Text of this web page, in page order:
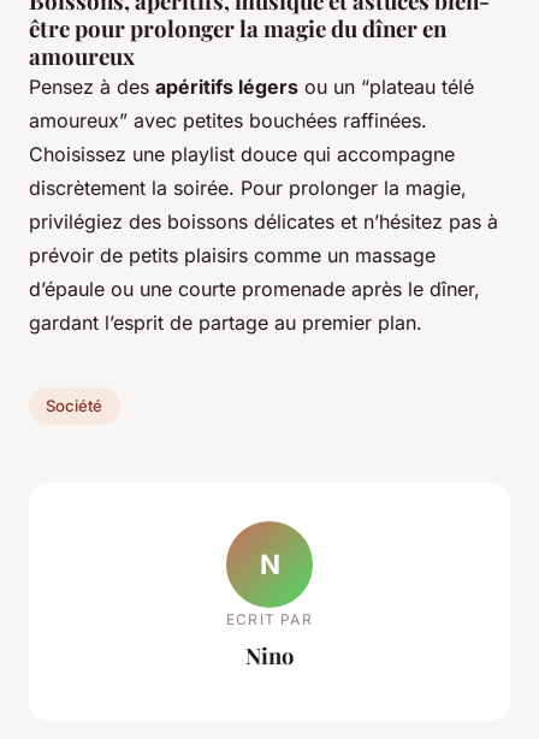
être pour prolonger la magie du dîner en
amoureux
Pensez à des apéritifs légers ou un “plateau télé
amoureux” avec petites bouchées raffinées.
Choisissez une playlist douce qui accompagne
discrètement la soirée. Pour prolonger la magie,
privilégiez des boissons délicates et n’hésitez pas à
prévoir de petits plaisirs comme un massage
d’épaule ou une courte promenade après le dîner,
gardant l’esprit de partage au premier plan.
Société
N
ECRIT PAR
Nino